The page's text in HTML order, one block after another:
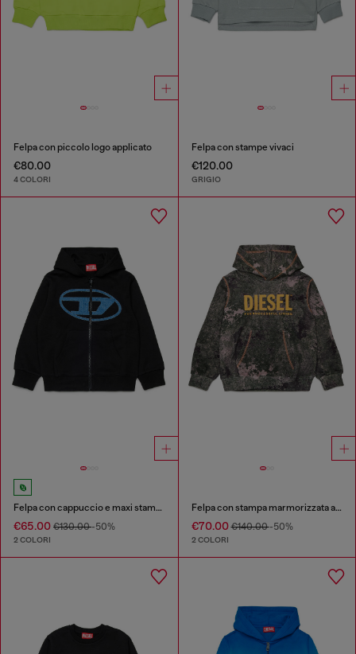
Felpa con piccolo logo applicato
€80.00
4 COLORI
Felpa con stampe vivaci
€120.00
GRIGIO
Felpa con cappuccio e maxi stampa con zip
€65.00 €130.00-50%
2 COLORI
Felpa con stampa marmorizzata all-over
€70.00€140.00-50%
2 COLORI